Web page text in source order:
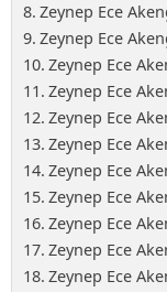
Zeynep Ece
Zeynep Ece
Zeynep Ece
Zeynep Ece
Zeynep Ece
Zeynep Ece
Zeynep Ece
Zeynep Ece
Zeynep Ece
Zeynep Ece
Zeynep Ece